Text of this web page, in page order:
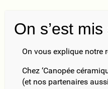
On vous explique notre
Chez ‘Canopée
(et nos partenaires